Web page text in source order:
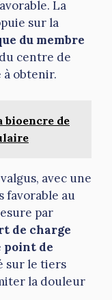
La
sur la
du membre
centre de
obtenir.
bioencre de
avec une
favorable au
par
de charge
point de
sur le tiers
la douleur